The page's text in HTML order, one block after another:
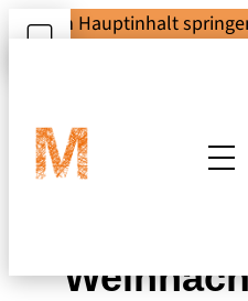
Zum Hauptinhalt